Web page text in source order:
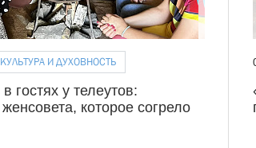
КУЛЬТУРА И ДУХОВНОСТЬ
гостях у телеутов:
которое согрело